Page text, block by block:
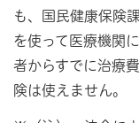
も、国民健康保険
を使って医療機関
者からすでに治療
険は使えません。